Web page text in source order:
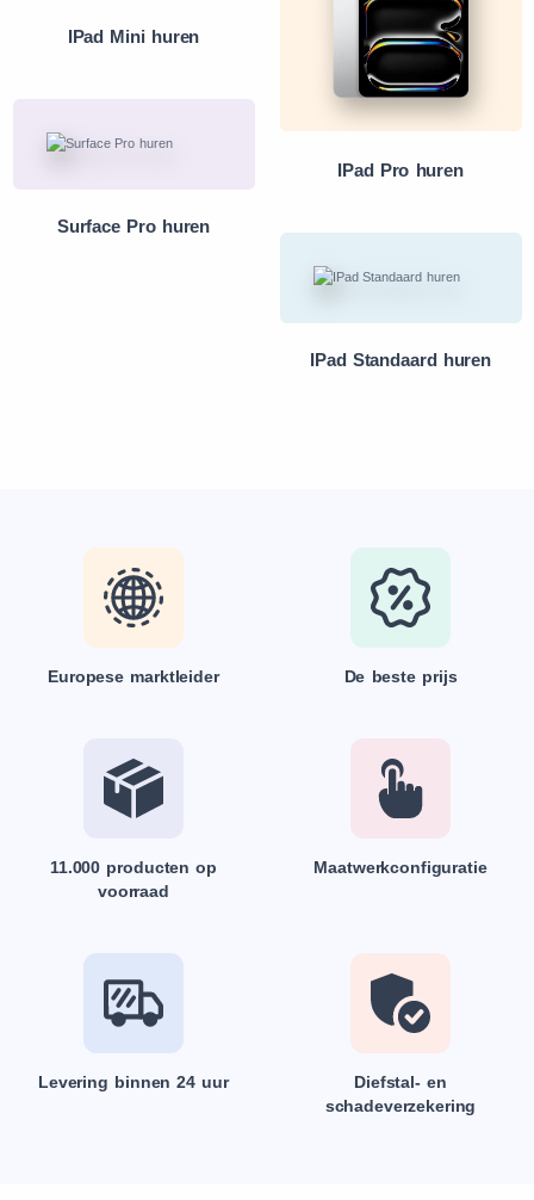
IPad Mini huren
IPad Pro huren
Surface Pro huren
IPad Standaard huren
Europese marktleider De beste prijs
11.000 producten op
voorraad
Maatwerkconfiguratie
Levering binnen 24 uur
Diefstal- en
schadeverzekering